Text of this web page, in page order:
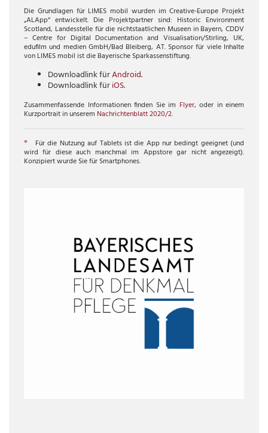
Die Grundlagen für LIMES mobil wurden im Creative-Europe Projekt
„ALApp“ entwickelt. Die Projektpartner sind: Historic Environment
Scotland, Landesstelle für die nichtstaatlichen Museen in Bayern, CDDV
– Centre for Digital Documentation and Visualisation/Stirling, UK,
edufilm und medien GmbH/Bad Bleiberg, AT. Sponsor für viele Inhalte
von LIMES mobil ist die Bayerische Sparkassenstiftung.
Downloadlink fürAndroid.
Downloadlink füriOS.
Zusammenfassende Informationen finden Sie im Flyer, oder in einem
Kurzportrait in unserem Nachrichtenblatt 2020/2.
* Für die Nutzung auf Tablets ist die App nur bedingt geeignet (und
wird für diese auch manchmal im Appstore gar nicht angezeigt).
Konzipiert wurde Sie für Smartphones.